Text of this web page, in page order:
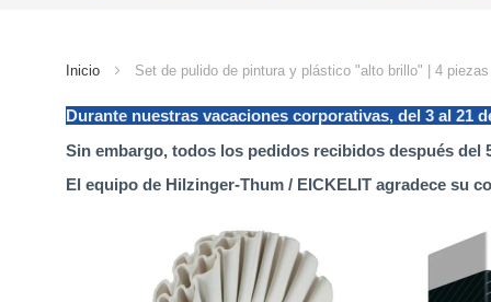
inicio
Inicio Set de pulido de pintura y plástico "alto brillo" | 4
Durante nuestras vacaciones corporativas, del 3 al 21
Sin embargo, todos los pedidos recibidos después del
El equipo de Hilzinger-Thum / EICKELIT agradece su